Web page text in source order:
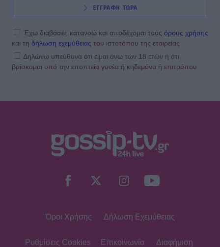
ΕΓΓΡΑΦΗ ΤΩΡΑ
Έχω διαβάσει, κατανοώ και αποδέχομαι τους όρους χρήσης
και τη δήλωση εχεμύθειας του ιστοτόπου της εταιρείας
Δηλώνω υπεύθυνα ότι είμαι άνω των 18 ετών ή ότι
βρίσκομαι υπό την εποπτεία γονέα ή κηδεμόνα ή επιτρόπου
Όροι Χρήσης Δήλωση Εχεμύθειας
Ρυθμίσεις Cookies Επικοινωνία Διαφήμιση